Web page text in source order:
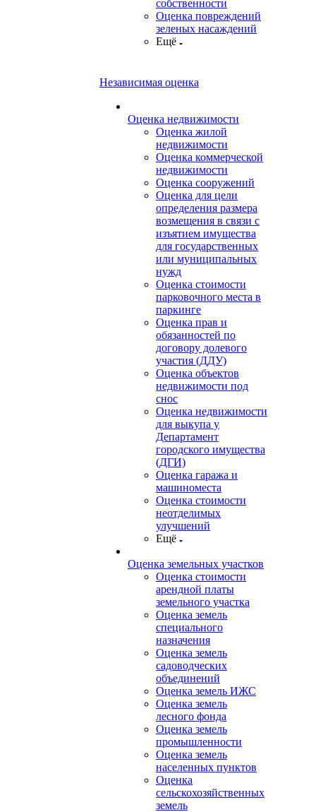
собственности
Оценка повреждений
зеленых насаждений
Ещё
Независимая оценка
Оценка недвижимости
Оценка жилой
недвижимости
Оценка коммерческой
недвижимости
Оценка сооружений
Оценка для цели
определения размера
возмещения в связи с
изъятием имущества
для государственных
или муниципальных
нужд
Оценка стоимости
парковочного места в
паркинге
Оценка прав и
обязанностей по
договору долевого
участия (ДДУ)
Оценка объектов
недвижимости под
снос
Оценка недвижимости
для выкупа у
Департамент
городского имущества
(ДГИ)
Оценка гаража и
машиноместа
Оценка стоимости
неотделимых
улучшений
Ещё
Оценка земельных участков
Оценка стоимости
арендной платы
земельного участка
Оценка земель
специального
назначения
Оценка земель
садоводческих
объединений
Оценка земель ИЖС
Оценка земель
лесного фонда
Оценка земель
промышленности
Оценка земель
населенных пунктов
Оценка
сельскохозяйственных
земель